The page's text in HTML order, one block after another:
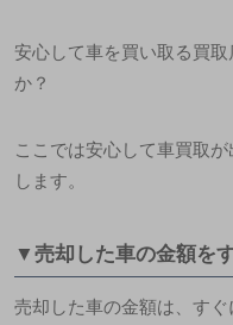
安心して車を買い取る買
か？
ここでは安心して車買取
します。
▼売却した車の金額を
売却した車の金額は、す